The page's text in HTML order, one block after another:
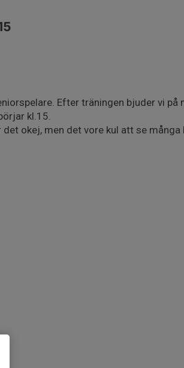
Efter träningen bjuder vi på
kl.15.
okej, men det vore kul att se